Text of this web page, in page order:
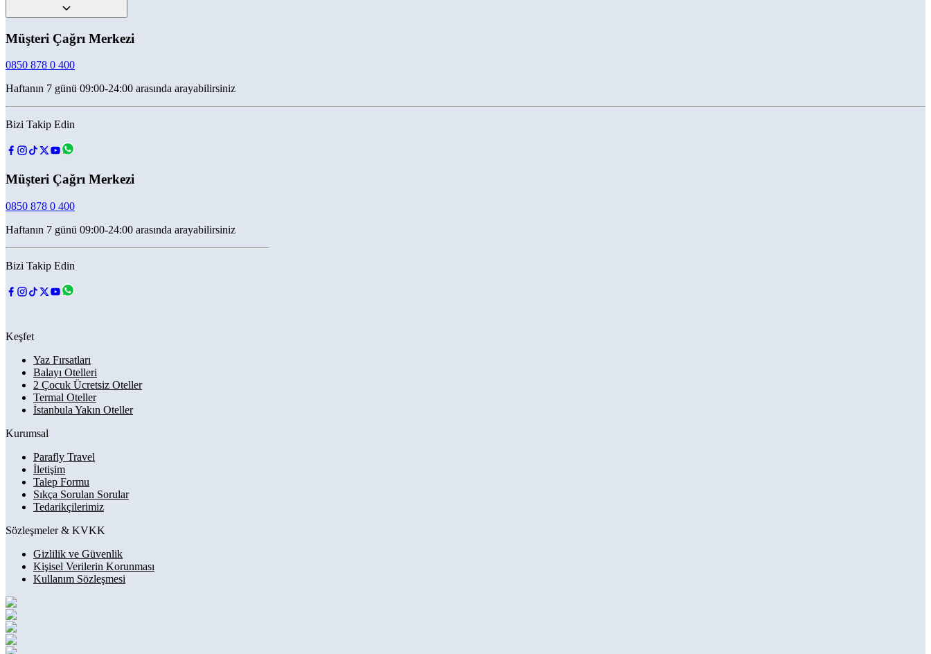
Müşteri Çağrı Merkezi
0850 878 0 400
Haftanın 7 günü 09:00-24:00 arasında arayabilirsiniz
Bizi Takip Edin
Müşteri Çağrı Merkezi
0850 878 0 400
Haftanın 7 günü 09:00-24:00 arasında arayabilirsiniz
Bizi Takip Edin
Keşfet
Yaz Fırsatları
Balayı Otelleri
2 Çocuk Ücretsiz Oteller
Termal Oteller
İstanbula Yakın Oteller
Kurumsal
Parafly Travel
İletişim
Talep Formu
Sıkça Sorulan Sorular
Tedarikçilerimiz
Sözleşmeler & KVKK
Gizlilik ve Güvenlik
Kişisel Verilerin Korunması
Kullanım Sözleşmesi